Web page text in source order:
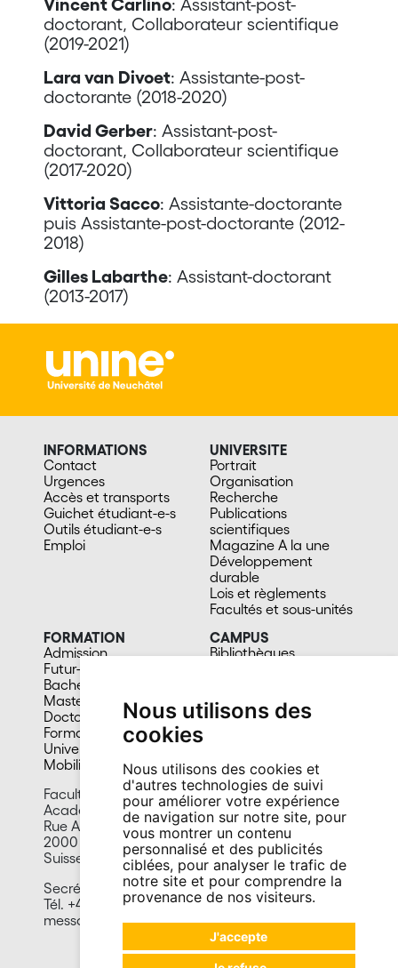
Nous utilisons des
cookies
Nous utilisons des cookies et
d'autres technologies de suivi
pour améliorer votre expérience
de navigation sur notre site, pour
vous montrer un contenu
personnalisé et des publicités
ciblées, pour analyser le trafic de
notre site et pour comprendre la
provenance de nos visiteurs.
J'accepte
Vincent Carlino: Assistant-post-
doctorant, Collaborateur scientifique
(2019-2021)
Lara van Divoet: Assistante-post-
doctorante (2018-2020)
David Gerber: Assistant-post-
doctorant, Collaborateur scientifique
(2017-2020)
Vittoria Sacco: Assistante-doctorante
puis Assistante-post-doctorante (2012-
2018)
Gilles Labarthe: Assistant-doctorant
(2013-2017)
INFORMATIONS
Contact
Urgences
Accès et transports
Guichet étudiant-e-s
Outils étudiant-e-s
Emploi
UNIVERSITE
Portrait
Organisation
Recherche
Publications
scientifiques
Magazine A la une
Développement
durable
Lois et règlements
Facultés et sous-unités
FORMATION
Admission
Futur-e étudiant-e
Bachelors
Masters
Doctorat
Formation continue
Université du 3e âge
Mobilité
CAMPUS
Bibliothèques
Santé
Cafétérias
Faculté des sciences économiques
Académie du journalisme et des médias
Rue A.-L. Breguet 2
2000 Neuchâtel
Suisse
Secrétariat:
Tél. +41 32 718 14 76
messagerie.ajm@unine.ch